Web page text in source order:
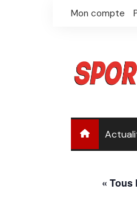
Mon compte
« Tous